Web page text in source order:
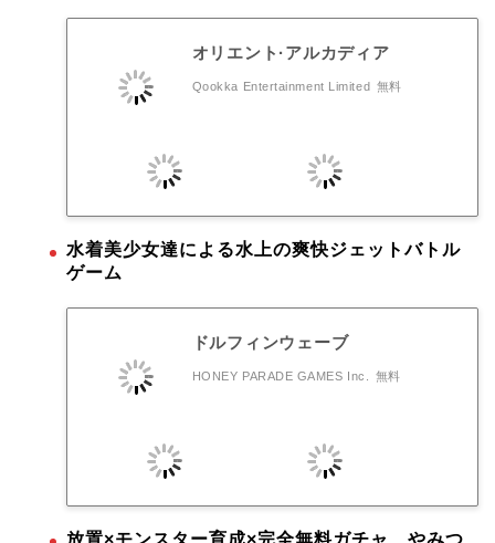
オリエント·アルカディア
Qookka Entertainment Limited 無料
水着美少女達による水上の爽快ジェットバトル
ゲーム
ドルフィンウェーブ
HONEY PARADE GAMES Inc. 無料
放置×モンスター育成×完全無料ガチャ やみつ